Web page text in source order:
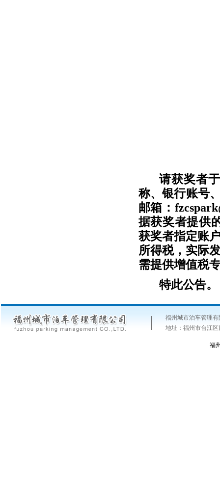
请获奖者
称、银行账号
邮箱：
据获奖者提供
获奖者指定账
所得税，实际
需提供增值税
特此公告。
福州城市泊车管理
地址：福州市台江区
福